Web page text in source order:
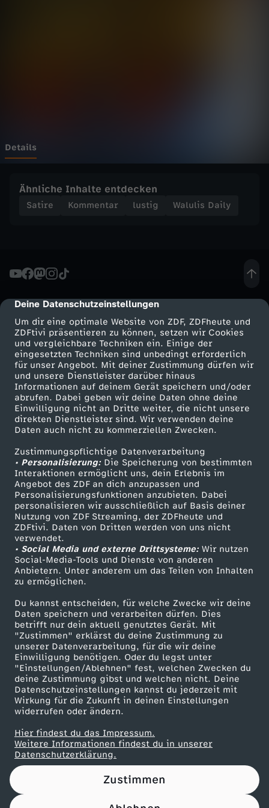
cmp-dialog-description
Deine Datenschutzeinstellungen
Um dir eine optimale Website von ZDF, ZDFheute und
ZDFtivi präsentieren zu können, setzen wir Cookies
und vergleichbare Techniken ein. Einige der
eingesetzten Techniken sind unbedingt erforderlich
für unser Angebot. Mit deiner Zustimmung dürfen wir
und unsere Dienstleister darüber hinaus
Informationen auf deinem Gerät speichern und/oder
abrufen. Dabei geben wir deine Daten ohne deine
Einwilligung nicht an Dritte weiter, die nicht unsere
direkten Dienstleister sind. Wir verwenden deine
Daten auch nicht zu kommerziellen Zwecken.
Zustimmungspflichtige Datenverarbeitung
• Personalisierung:Die Speicherung von bestimmten
Interaktionen ermöglicht uns, dein Erlebnis im
Angebot des ZDF an dich anzupassen und
Personalisierungsfunktionen anzubieten. Dabei
personalisieren wir ausschließlich auf Basis deiner
Nutzung von ZDF Streaming, der ZDFheute und
ZDFtivi. Daten von Dritten werden von uns nicht
verwendet.
• Social Media und externe Drittsysteme:Wir nutzen
Social-Media-Tools und Dienste von anderen
Anbietern. Unter anderem um das Teilen von Inhalten
zu ermöglichen.
Du kannst entscheiden, für welche Zwecke wir deine
Daten speichern und verarbeiten dürfen. Dies
betrifft nur dein aktuell genutztes Gerät. Mit
"Zustimmen" erklärst du deine Zustimmung zu
unserer Datenverarbeitung, für die wir deine
Einwilligung benötigen. Oder du legst unter
"Einstellungen/Ablehnen" fest, welchen Zwecken du
deine Zustimmung gibst und welchen nicht. Deine
Datenschutzeinstellungen kannst du jederzeit mit
Wirkung für die Zukunft in deinen Einstellungen
widerrufen oder ändern.
Hier findest du das Impressum.
Weitere Informationen findest du in unserer
Datenschutzerklärung.
Zustimmen
-
C
D
v
s
.
S
P
D
:
D
i
e
G
r
o
k
o
-
H
a
Details
Ähnliche Inhalte entdecken
Satire Kommentar lustig Walulis Daily
Mehr ZDF
ZDF-Apps
Smart TV
ZDFtext
Livestreams
Sendungen A-Z
TV-Programm
Service
ZDFmitreden
Kontakt zum ZDF
Tickets
Zuschauerservice
Hilfe
ZDF Unternehmen
Karriere
ZDF goes Schule
Werbefernsehen
Mainzelmännchen
Partner